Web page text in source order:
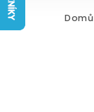
Domů